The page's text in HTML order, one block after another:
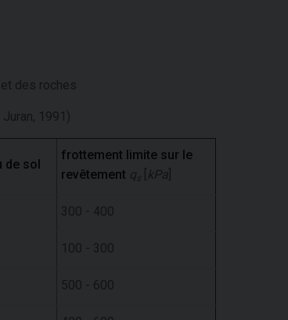
des roches
Juran, 1991)
de sol
frottement limite sur le
revêtement qs kPa
300 - 400
100 - 300
500 - 600